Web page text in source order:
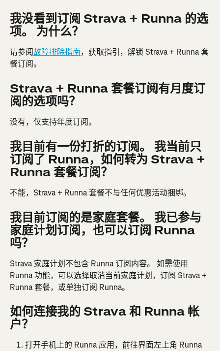
我没看到订阅 Strava + Runna 的选
项。 为什么？
请参阅故障排除指南，获取指引，解锁 Strava + Runna 套
餐订阅。
Strava + Runna 套餐订阅有月度订
阅的选项吗？
没有，仅支持年度订阅。
我目前有一份打折的订阅。 我当前只
订阅了 Runna，如何转为 Strava +
Runna 套餐订阅？
不能，Strava + Runna 套餐不与任何优惠活动捆绑。
我目前订阅的是家庭套餐。 我已参与
家庭计划订阅，也可以订阅 Runna
吗？
Strava 家庭计划不包含 Runna 订阅内容。 如需使用
Runna 功能，可以选择取消当前家庭计划，订阅 Strava +
Runna 套餐，或单独订阅 Runna。
如何连接我的 Strava 和 Runna 帐
户？
打开手机上的 Runna 应用，前往界面左上角 Runna